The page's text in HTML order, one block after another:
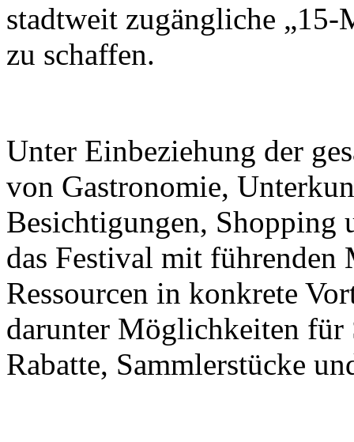
stadtweit zugängliche
zu schaffen.
Unter Einbeziehung der
von Gastronomie,
Besichtigungen, Shopping
das Festival mit führenden
Ressourcen in konkrete
darunter Möglichkeiten
Rabatte, Sammlerstücke